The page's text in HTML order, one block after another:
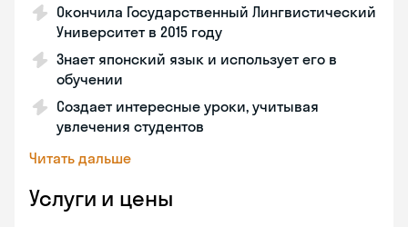
Окончила Государственный Лингвистический
Университет в 2015 году
Знает японский язык и использует его в
обучении
Создает интересные уроки, учитывая
увлечения студентов
Читать дальше
Услуги и цены